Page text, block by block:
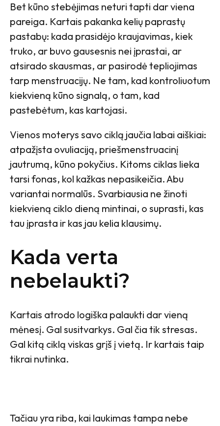
Bet kūno stebėjimas neturi tapti dar viena
pareiga. Kartais pakanka kelių paprastų
pastabų: kada prasidėjo kraujavimas, kiek
truko, ar buvo gausesnis nei įprastai, ar
atsirado skausmas, ar pasirodė tepliojimas
tarp menstruacijų. Ne tam, kad kontroliuotum
kiekvieną kūno signalą, o tam, kad
pastebėtum, kas kartojasi.
Vienos moterys savo ciklą jaučia labai aiškiai:
atpažįsta ovuliaciją, priešmenstruacinį
jautrumą, kūno pokyčius. Kitoms ciklas lieka
tarsi fonas, kol kažkas nepasikeičia. Abu
variantai normalūs. Svarbiausia ne žinoti
kiekvieną ciklo dieną mintinai, o suprasti, kas
tau įprasta ir kas jau kelia klausimų.
Kada verta
nebelaukti?
Kartais atrodo logiška palaukti dar vieną
mėnesį. Gal susitvarkys. Gal čia tik stresas.
Gal kitą ciklą viskas grįš į vietą. Ir kartais taip
tikrai nutinka.
Tačiau yra riba, kai laukimas tampa nebe